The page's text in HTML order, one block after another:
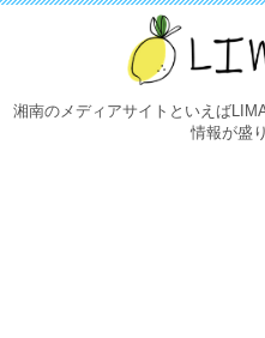
湘南のメディアサイトといえば
情報が盛